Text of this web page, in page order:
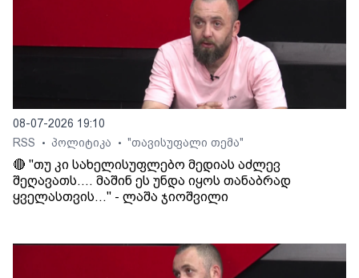
08-07-2026 19:10
RSS
• პოლიტიკა • "თავისუფალი თემა"
🔴 "თუ კი სახელისუფლებო მედიას აძლევ
შეღავათს.... მაშინ ეს უნდა იყოს თანაბრად
ყველასთვის..." - ლაშა ჯიოშვილი